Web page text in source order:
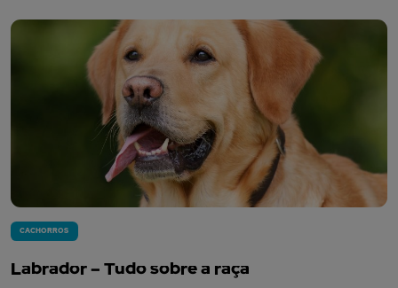
CACHORROS
Labrador – Tudo sobre a raça